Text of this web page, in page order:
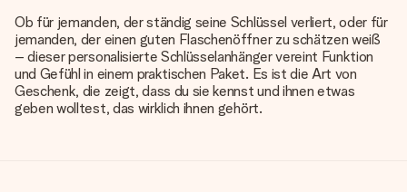
Ob für jemanden, der ständig seine Schlüssel verliert, oder für
jemanden, der einen guten Flaschenöffner zu schätzen weiß
– dieser personalisierte Schlüsselanhänger vereint Funktion
und Gefühl in einem praktischen Paket. Es ist die Art von
Geschenk, die zeigt, dass du sie kennst und ihnen etwas
geben wolltest, das wirklich ihnen gehört.